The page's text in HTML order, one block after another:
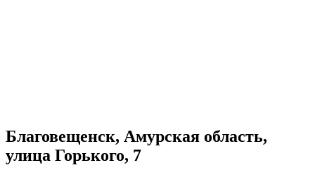
Благовещенск, Амурская область,
улица Горького, 7